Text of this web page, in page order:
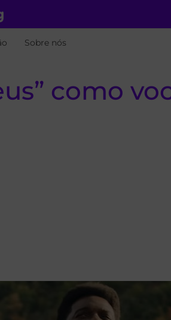
Sobre nós
como